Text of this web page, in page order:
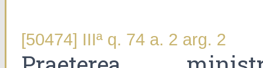
[50474] IIIª q. 74 a. 2 arg. 2